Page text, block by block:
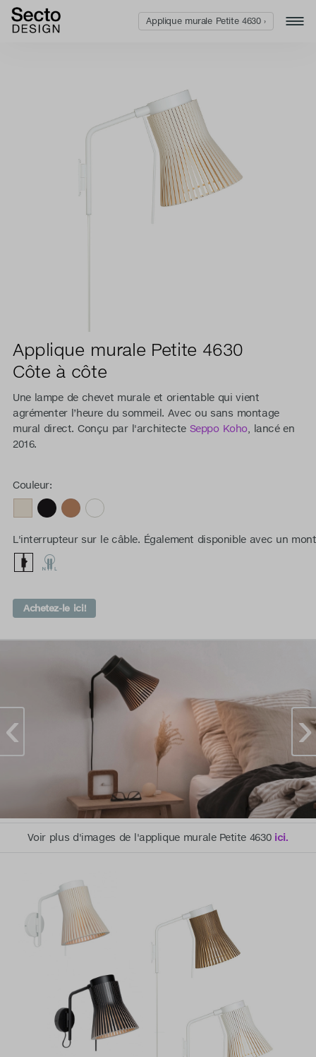
Applique murale Petite 4630
Côte à côte
Une lampe de chevet murale et orientable qui vient
agrémenter l’heure du sommeil. Avec ou sans montage
mural direct. Conçu par l'architecte Seppo Koho, lancé en
2016.
Couleur:
L'interrupteur sur le câble. Également disponible avec un
Achetez-le ici!
Voir plus d'images de l'applique murale Petite 4630 ici.
Applique murale Petite 4630 ›